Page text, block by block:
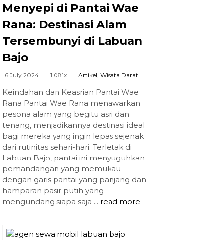
Menyepi di Pantai Wae
Rana: Destinasi Alam
Tersembunyi di Labuan
Bajo
6 July 2024 1.081x Artikel Wisata Darat
Keindahan dan Keasrian Pantai Wae
Rana Pantai Wae Rana menawarkan
pesona alam yang begitu asri dan
tenang, menjadikannya destinasi ideal
bagi mereka yang ingin lepas sejenak
dari rutinitas sehari-hari. Terletak di
Labuan Bajo, pantai ini menyuguhkan
pemandangan yang memukau
dengan garis pantai yang panjang dan
hamparan pasir putih yang
mengundang siapa saja ... read more